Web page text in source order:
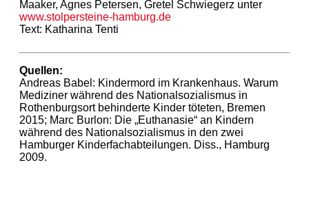
Maaker, Agnes Petersen, Gretel Schwiegerz unter
www.stolpersteine-hamburg.de
Text: Katharina Tenti
Quellen:
Andreas Babel: Kindermord im Krankenhaus. Warum
Mediziner während des Nationalsozialismus in
Rothenburgsort behinderte Kinder töteten, Bremen
2015; Marc Burlon: Die „Euthanasie“ an Kindern
während des Nationalsozialismus in den zwei
Hamburger Kinderfachabteilungen. Diss., Hamburg
2009.